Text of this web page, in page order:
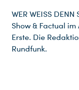
WER WEISS
Show & Factual
Erste. Die
Rundfunk.